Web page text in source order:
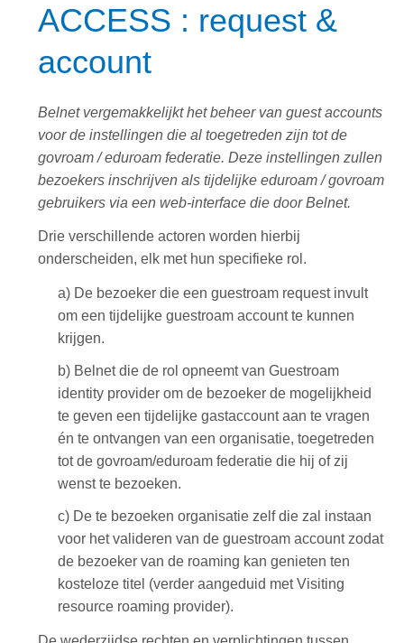
ACCESS : request &
account
Belnet vergemakkelijkt het beheer van guest accounts
voor de instellingen die al toegetreden zijn tot de
govroam / eduroam federatie. Deze instellingen zullen
bezoekers inschrijven als tijdelijke eduroam / govroam
gebruikers via een web-interface die door Belnet.
Drie verschillende actoren worden hierbij
onderscheiden, elk met hun specifieke rol.
a) De bezoeker die een guestroam request invult
om een tijdelijke guestroam account te kunnen
krijgen.
b) Belnetdie de rol opneemt vanGuestroam
identity provider om de bezoeker de mogelijkheid
te geven een tijdelijke gastaccount aan te vragen
én te ontvangen van een organisatie, toegetreden
tot de govroam/eduroam federatie die hij of zij
wenst te bezoeken.
c) De te bezoekenorganisatie zelf die zal instaan
voor het valideren van de guestroam account zodat
de bezoeker van de roaming kan genieten ten
kosteloze titel (verder aangeduid metVisiting
resource roaming provider).